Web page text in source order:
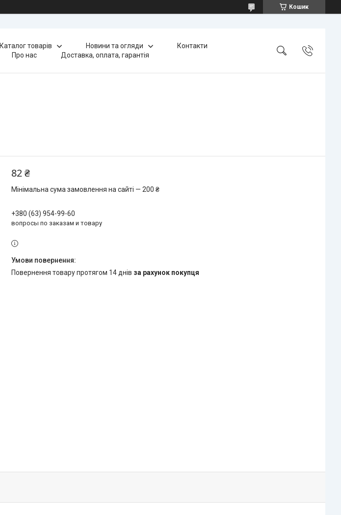
Кошик
Каталог товарів Новини та огляди
Контакти
Про нас
Доставка, оплата, гарантія
82 ₴
Мінімальна сума замовлення на сайті — 200 ₴
+380 (63) 954-99-60
вопросы по заказам и товару
повернення товару протягом 14 днів за рахунок покупця